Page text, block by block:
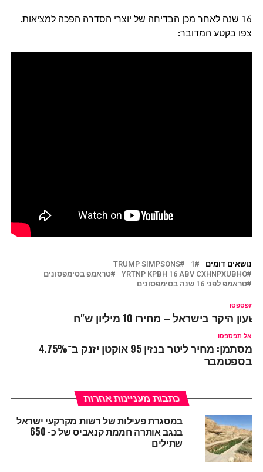
16 שנה לאחר מכן הבדיחה של יוצרי הסדרה הפכה למציאות.
צפו בקטע המדובר:
נושאים דומים 1
TRUMP SIMPSONS
YRTNP KPBH 16 ABV CXHNPXUBHO
טראמפ בסימפסונים
טראמפ לפני 16 שנה בסימפסונים
תפספסו
היקר בישראל – מחירו 10 מיליון ש"ח
אל תפספסו
מסתמן: מחיר ליטר בנזין 95 אוקטן יזנק ב־4.75%
בספטמבר
כתבות מעניינות אחרות
במסגרת פעילות של רשות מקרקעי ישראל
בנגב אותרה חממת קנאביס של כ- 650
שתילים